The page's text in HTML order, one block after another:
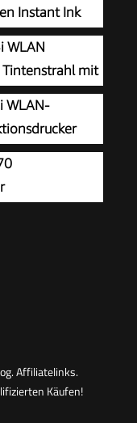
Instant Ink
Scannen,
Druck
WLAN
mit
WLAN-
Affiliatelinks.
Käufen!